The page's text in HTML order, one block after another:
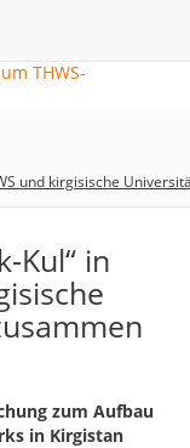
und kirgisische
Kul“ in
zum Aufbau
in Kirgistan